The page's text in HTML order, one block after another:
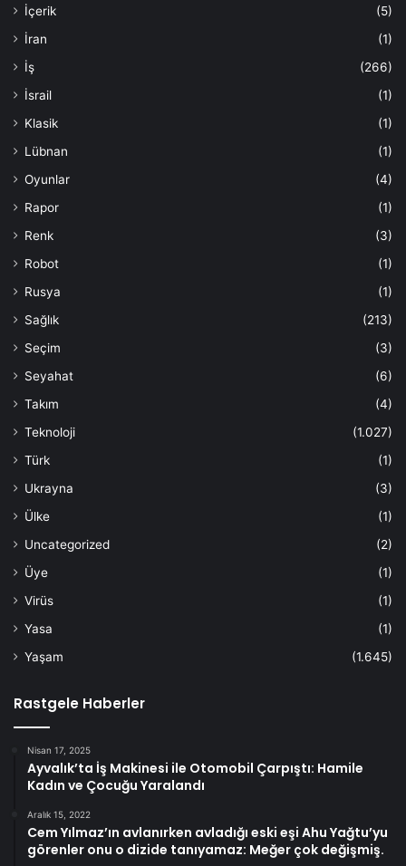
İçerik
(5)
İran
(1)
İş
(266)
İsrail
(1)
Klasik
(1)
Lübnan
(1)
Oyunlar
(4)
Rapor
(1)
Renk
(3)
Robot
(1)
Rusya
(1)
Sağlık
(213)
Seçim
(3)
Seyahat
(6)
Takım
(4)
Teknoloji
(1.027)
Türk
(1)
Ukrayna
(3)
Ülke
(1)
Uncategorized
(2)
Üye
(1)
Virüs
(1)
Yasa
(1)
Yaşam
(1.645)
Rastgele Haberler
Nisan 17, 2025
Ayvalık’ta İş Makinesi ile Otomobil Çarpıştı: Hamile
Kadın ve Çocuğu Yaralandı
Aralık 15, 2022
Cem Yılmaz’ın avlanırken avladığı eski eşi Ahu Yağtu’yu
görenler onu o dizide tanıyamaz: Meğer çok değişmiş.